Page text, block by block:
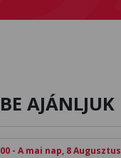
AJÁNLJUK
- A mai nap, 8 Augusztus